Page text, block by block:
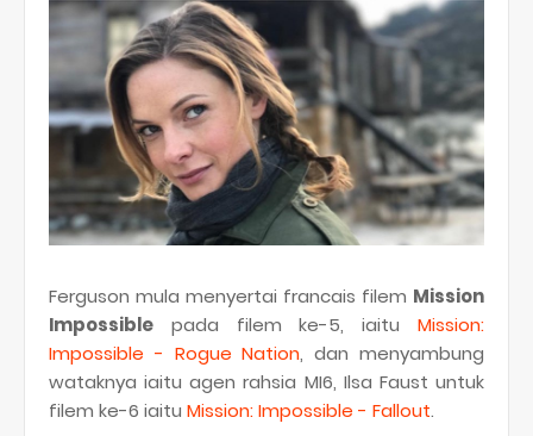
Ferguson mula menyertai francais filem Mission
Impossible pada filem ke-5, iaitu Mission:
Impossible - Rogue Nation, dan menyambung
wataknya iaitu agen rahsia MI6, Ilsa Faust untuk
filem ke-6 iaitu Mission: Impossible - Fallout.